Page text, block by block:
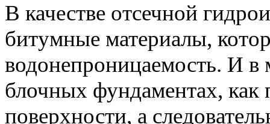
В качестве отсечной
битумные материалы,
водонепроницаемость. И
блочных фундаментах, как
поверхности, а